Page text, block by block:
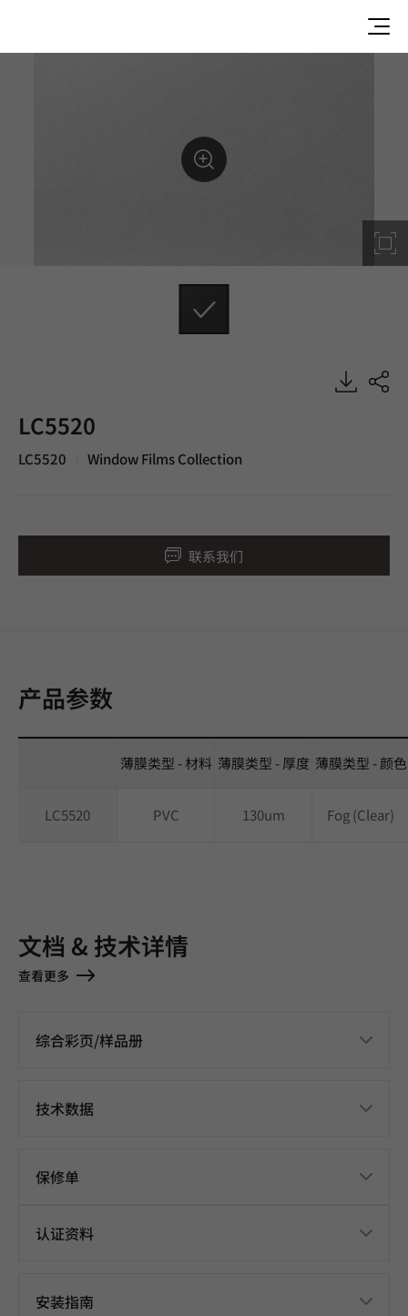
LC5520
LC5520 Window Films Collection
联系我们
产品参数
薄膜类型 - 材料 薄膜类型 - 厚度 薄膜类型 - 颜色
LC5520 PVC 130um Fog (Clear)
文档 & 技术详情
查看更多
综合彩页/样品册
技术数据
保修单
认证资料
安装指南